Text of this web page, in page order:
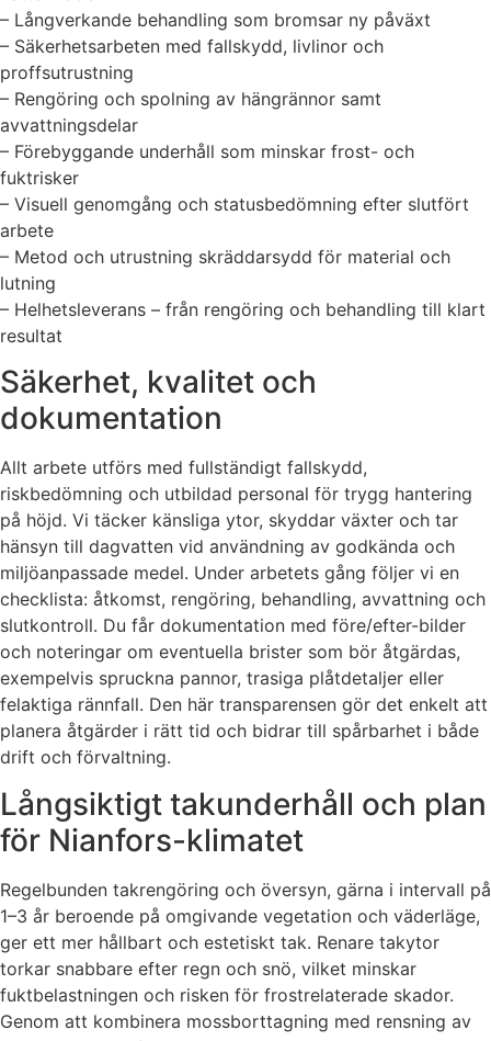
– Långverkande behandling som bromsar ny påväxt
– Säkerhetsarbeten med fallskydd, livlinor och
proffsutrustning
– Rengöring och spolning av hängrännor samt
avvattningsdelar
– Förebyggande underhåll som minskar frost- och
fuktrisker
– Visuell genomgång och statusbedömning efter slutfört
arbete
– Metod och utrustning skräddarsydd för material och
lutning
– Helhetsleverans – från rengöring och behandling till klart
resultat
Säkerhet, kvalitet och
dokumentation
Allt arbete utförs med fullständigt fallskydd,
riskbedömning och utbildad personal för trygg hantering
på höjd. Vi täcker känsliga ytor, skyddar växter och tar
hänsyn till dagvatten vid användning av godkända och
miljöanpassade medel. Under arbetets gång följer vi en
checklista: åtkomst, rengöring, behandling, avvattning och
slutkontroll. Du får dokumentation med före/efter-bilder
och noteringar om eventuella brister som bör åtgärdas,
exempelvis spruckna pannor, trasiga plåtdetaljer eller
felaktiga rännfall. Den här transparensen gör det enkelt att
planera åtgärder i rätt tid och bidrar till spårbarhet i både
drift och förvaltning.
Långsiktigt takunderhåll och plan
för Nianfors-klimatet
Regelbunden takrengöring och översyn, gärna i intervall på
1–3 år beroende på omgivande vegetation och väderläge,
ger ett mer hållbart och estetiskt tak. Renare takytor
torkar snabbare efter regn och snö, vilket minskar
fuktbelastningen och risken för frostrelaterade skador.
Genom att kombinera mossborttagning med rensning av